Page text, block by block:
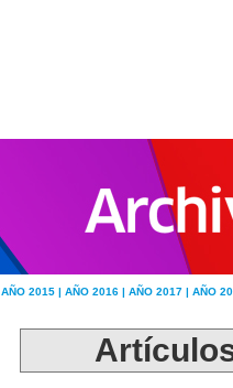
AÑO 2015 | AÑO 2016 | AÑO 2017 | AÑO